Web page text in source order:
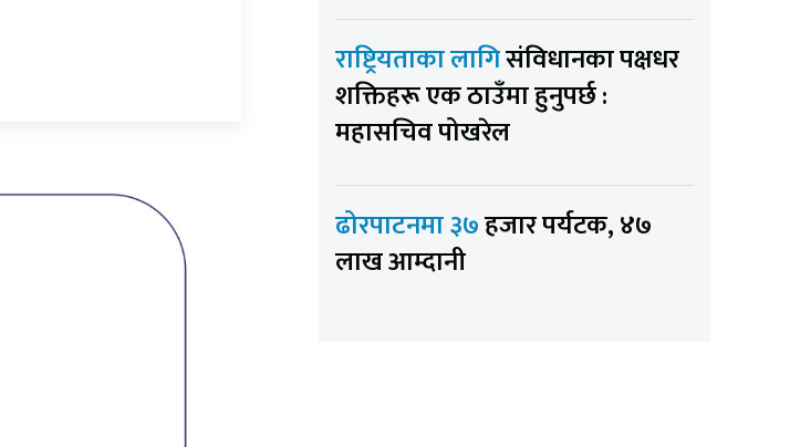
राष्ट्रियताका लागिसंविधानका पक्षधर
शक्तिहरू एक ठाउँमा हुनुपर्छ :
महासचिव पोखरेल
ढोरपाटनमा ३७हजार पर्यटक, ४७
लाख आम्दानी